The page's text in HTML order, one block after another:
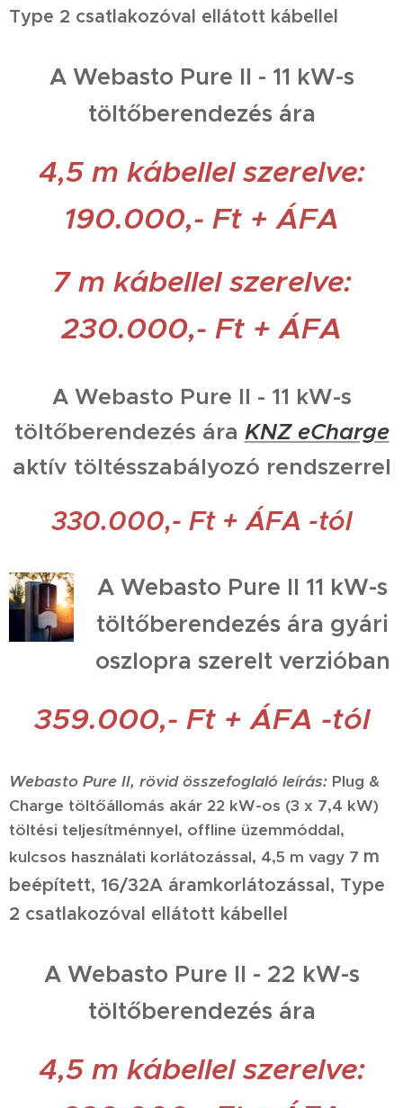
Type 2 csatlakozóval ellátott kábellel
A Webasto Pure II - 11 kW-s
töltőberendezés ára
4,5 m kábellel szerelve:
190.000,- Ft + ÁFA
7 m kábellel szerelve:
230.000,- Ft + ÁFA
A Webasto Pure II - 11 kW-s
töltőberendezés ára KNZ eCharge
aktív töltésszabályozó rendszerrel
330.000,- Ft + ÁFA -tól
A Webasto Pure II 11 kW-s
töltőberendezés ára gyári
oszlopra szerelt verzióban
359.000,- Ft + ÁFA -tól
Webasto Pure II, rövid összefoglaló leírás: Plug &
Charge töltőállomás akár 22 kW-os (3 x 7,4 kW)
töltési teljesítménnyel, offline üzemmóddal,
kulcsos használati korlátozással, 4,5 m vagy 7 m
beépített, 16/32A áramkorlátozással, Type
2 csatlakozóval ellátott kábellel
A Webasto Pure II - 22 kW-s
töltőberendezés ára
4,5 m kábellel szerelve: